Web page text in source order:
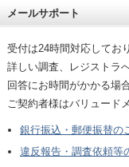
メールサポート
受付は24時間対応してお
詳しい調査、レジストラ
回答にお時間がかかる場
ご契約者様はバリュード
銀行振込・郵便振替の
違反報告・調査依頼等